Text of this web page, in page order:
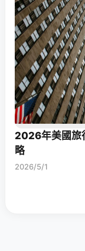
2026年美國旅
略
2026/5/1